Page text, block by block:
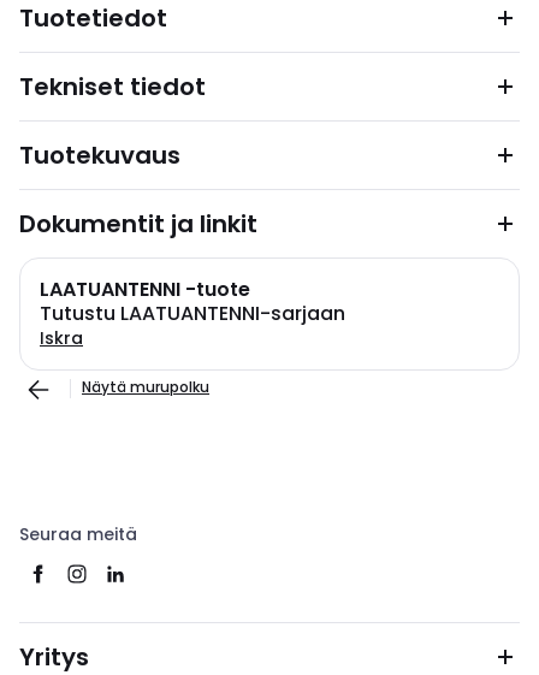
Tuotetiedot
Tekniset tiedot
Tuotekuvaus
Dokumentit ja linkit
LAATUANTENNI -tuote
Tutustu LAATUANTENNI-sarjaan
Iskra
Näytä murupolku
Seuraa meitä
Yritys